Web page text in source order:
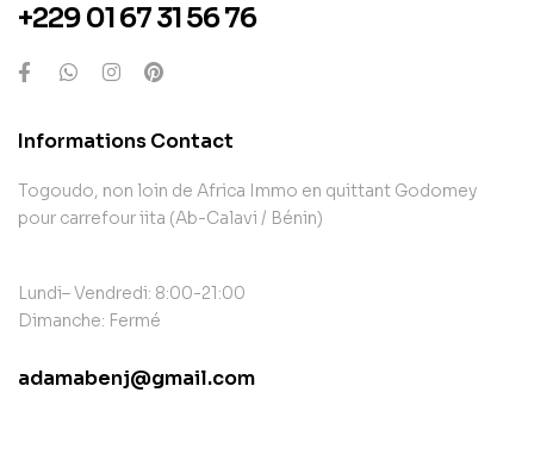
+229 01 67 31 56 76
Informations Contact
Togoudo, non loin de Africa Immo en quittant Godomey
pour carrefour iita (Ab-Calavi / Bénin)
Lundi– Vendredi: 8:00-21:00
Dimanche: Fermé
adamabenj@gmail.com